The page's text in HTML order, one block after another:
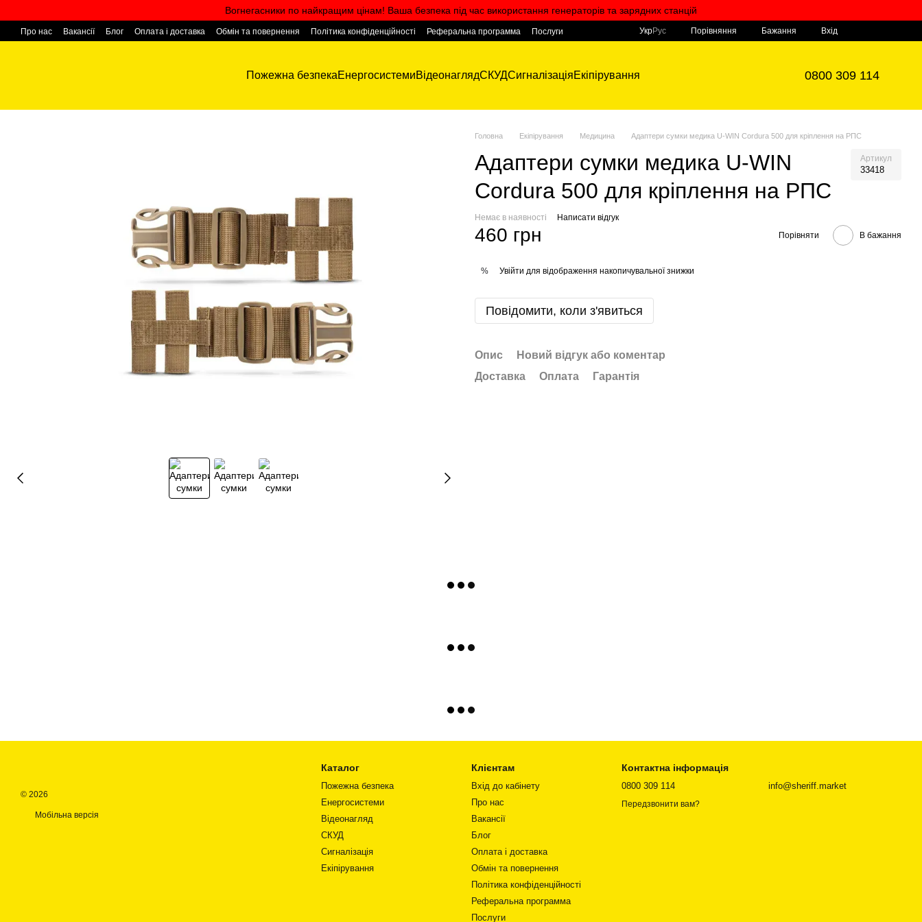
Вогнегасники по найкращим цінам! Ваша безпека під час використання генераторів та зарядних станцій
Про нас Вакансії Блог Оплата і доставка Обмін та повернення Політика конфіденційності Реферальна программа
Послуги
УкрРус Порівняння Бажання Вхід
Пожежна безпекаЕнергосистемиВідеонаглядСКУДСигналізаціяЕкіпірування 0800 309 114
Головна Екіпірування Медицина Адаптери сумки медика U-WIN Cordura 500 для кріплення на РПС
Адаптери сумки медика U-WIN
Cordura 500 для кріплення на РПС
Артикул
33418
Немає в наявності Написати відгук
460 грн Порівняти В бажання
% Увійти для відображення накопичувальної знижки
Повідомити, коли з'явиться
Опис
Новий відгук або коментар
Доставка
Оплата Гарантія
© 2026
Мобільна версія
Каталог
Пожежна безпека
Енергосистеми
Відеонагляд
СКУД
Сигналізація
Екіпірування
Клієнтам
Вхід до кабінету
Про нас
Вакансії
Блог
Оплата і доставка
Обмін та повернення
Політика конфіденційності
Реферальна программа
Послуги
Контактна інформація
0800 309 114
Передзвонити вам?
info@sheriff.market